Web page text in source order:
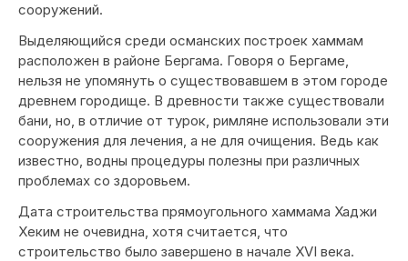
сооружений.
Выделяющийся среди османских построек хаммам
расположен в районе Бергама. Говоря о Бергаме,
нельзя не упомянуть о существовавшем в этом городе
древнем городище. В древности также существовали
бани, но, в отличие от турок, римляне использовали эти
сооружения для лечения, а не для очищения. Ведь как
известно, водны процедуры полезны при различных
проблемах со здоровьем.
Дата строительства прямоугольного хаммама Хаджи
Хеким не очевидна, хотя считается, что
строительство было завершено в начале XVI века.